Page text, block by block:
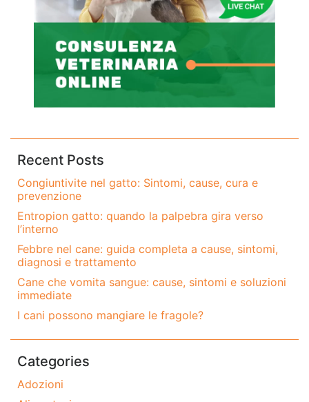
Recent Posts
Congiuntivite nel gatto: Sintomi, cause, cura e
prevenzione
Entropion gatto: quando la palpebra gira verso
l’interno
Febbre nel cane: guida completa a cause, sintomi,
diagnosi e trattamento
Cane che vomita sangue: cause, sintomi e soluzioni
immediate
I cani possono mangiare le fragole?
Categories
Adozioni